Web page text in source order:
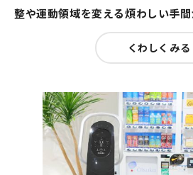
整や運動領域を変える煩わしい手間
くわしくみる